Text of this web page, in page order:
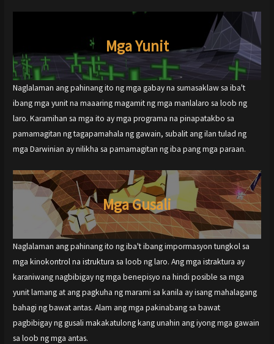
Mga Yunit
Naglalaman ang pahinang ito ng mga gabay na sumasaklaw sa iba't
ibang mga yunit na maaaring magamit ng mga manlalaro sa loob ng
laro. Karamihan sa mga ito ay mga programa na pinapatakbo sa
pamamagitan ng tagapamahala ng gawain, subalit ang ilan tulad ng
mga Darwinian ay nilikha sa pamamagitan ng iba pang mga paraan.
Mga Gusali
Naglalaman ang pahinang ito ng iba't ibang impormasyon tungkol sa
mga kinokontrol na istruktura sa loob ng laro. Ang mga istraktura ay
karaniwang nagbibigay ng mga benepisyo na hindi posible sa mga
yunit lamang at ang pagkuha ng marami sa kanila ay isang mahalagang
bahagi ng bawat antas. Alam ang mga pakinabang sa bawat
pagbibigay ng gusali makakatulong kang unahin ang iyong mga gawain
sa loob ng mga antas.